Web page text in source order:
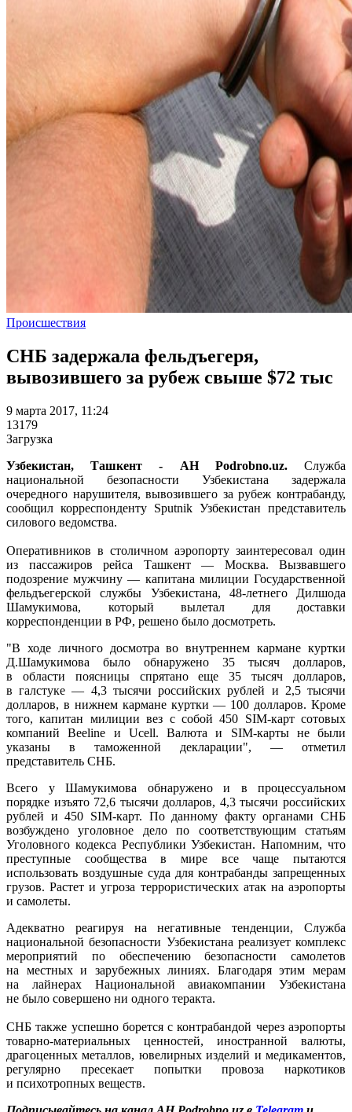
Происшествия
СНБ задержала фельдъегеря,
вывозившего за рубеж свыше $72 тыс
9 марта 2017, 11:24
13179
Загрузка
Узбекистан, Ташкент - АН Podrobno.uz.Служба
национальной безопасности Узбекистана задержала
очередного нарушителя, вывозившего за рубеж контрабанду,
сообщил корреспонденту Sputnik Узбекистан представитель
силового ведомства.
Оперативников в столичном аэропорту заинтересовал один
из пассажиров рейса Ташкент — Москва. Вызвавшего
подозрение мужчину — капитана милиции Государственной
фельдъегерской службы Узбекистана, 48-летнего Дилшода
Шамукимова, который вылетал для доставки
корреспонденции в РФ, решено было досмотреть.
"В ходе личного досмотра во внутреннем кармане куртки
Д.Шамукимова было обнаружено 35 тысяч долларов,
в области поясницы спрятано еще 35 тысяч долларов,
в галстуке — 4,3 тысячи российских рублей и 2,5 тысячи
долларов, в нижнем кармане куртки — 100 долларов. Кроме
того, капитан милиции вез с собой 450 SIM-карт сотовых
компаний Beeline и Ucell. Валюта и SIM-карты не были
указаны в таможенной декларации", — отметил
представитель СНБ.
Всего у Шамукимова обнаружено и в процессуальном
порядке изъято 72,6 тысячи долларов, 4,3 тысячи российских
рублей и 450 SIM-карт. По данному факту органами СНБ
возбуждено уголовное дело по соответствующим статьям
Уголовного кодекса Республики Узбекистан. Напомним, что
преступные сообщества в мире все чаще пытаются
использовать воздушные суда для контрабанды запрещенных
грузов. Растет и угроза террористических атак на аэропорты
и самолеты.
Адекватно реагируя на негативные тенденции, Служба
национальной безопасности Узбекистана реализует комплекс
мероприятий по обеспечению безопасности самолетов
на местных и зарубежных линиях. Благодаря этим мерам
на лайнерах Национальной авиакомпании Узбекистана
не было совершено ни одного теракта.
СНБ также успешно борется с контрабандой через аэропорты
товарно-материальных ценностей, иностранной валюты,
драгоценных металлов, ювелирных изделий и медикаментов,
регулярно пресекает попытки провоза наркотиков
и психотропных веществ.